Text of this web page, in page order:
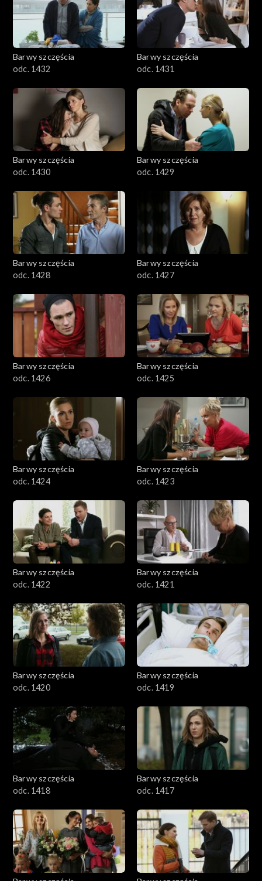
Barwy szczęścia
odc. 1432
Barwy szczęścia
odc. 1431
Barwy szczęścia
odc. 1430
Barwy szczęścia
odc. 1429
Barwy szczęścia
odc. 1428
Barwy szczęścia
odc. 1427
Barwy szczęścia
odc. 1426
Barwy szczęścia
odc. 1425
Barwy szczęścia
odc. 1424
Barwy szczęścia
odc. 1423
Barwy szczęścia
odc. 1422
Barwy szczęścia
odc. 1421
Barwy szczęścia
odc. 1420
Barwy szczęścia
odc. 1419
Barwy szczęścia
odc. 1418
Barwy szczęścia
odc. 1417